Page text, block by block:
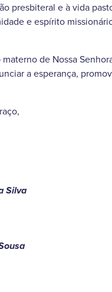
presbiteral e à vida
e espírito
de Nossa
a esperança,
Silva